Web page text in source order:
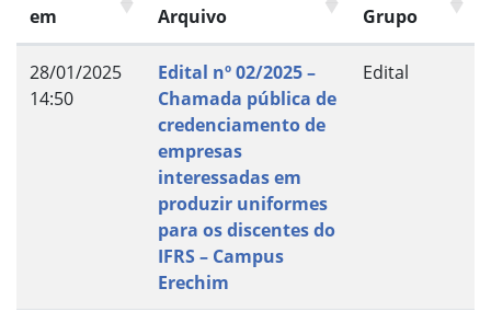
em
Arquivo Grupo
28/01/2025
14:50
Edital nº 02/2025 –
Chamada pública de
credenciamento de
empresas
interessadas em
produzir uniformes
para os discentes do
IFRS – Campus
Erechim
Edital